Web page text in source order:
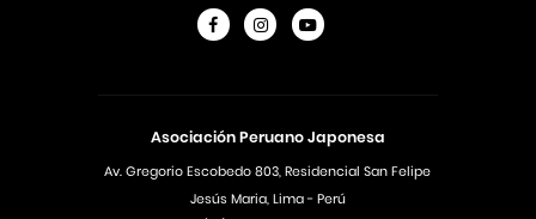
Asociación Peruano Japonesa
Av. Gregorio Escobedo 803, Residencial San Felipe
Jesús Maria, Lima - Perú